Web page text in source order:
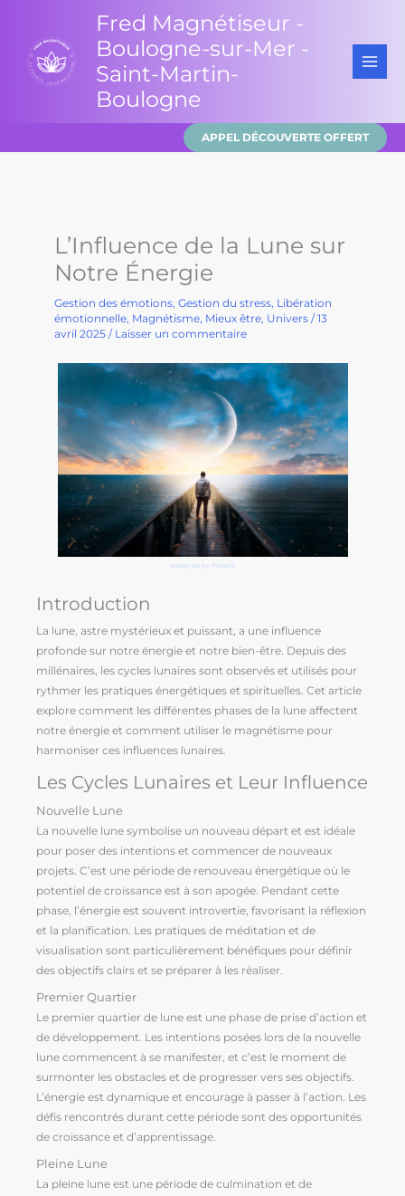
contenu
Fred Magnétiseur -
Boulogne-sur-Mer -
Saint-Martin-
Boulogne
APPEL DÉCOUVERTE OFFERT
L’Influence de la Lune sur
Notre Énergie
Gestion des émotions, Gestion du stress, Libération
émotionnelle, Magnétisme, Mieux être, Univers /13
avril 2025 / Laisser un commentaire
designed by Freepik
Introduction
La lune, astre mystérieux et puissant, a une influence
profonde sur notre énergie et notre bien-être. Depuis des
millénaires, les cycles lunaires sont observés et utilisés pour
rythmer les pratiques énergétiques et spirituelles. Cet article
explore comment les différentes phases de la lune affectent
notre énergie et comment utiliser le magnétisme pour
harmoniser ces influences lunaires.
Les Cycles Lunaires et Leur Influence
Nouvelle Lune
La nouvelle lune symbolise un nouveau départ et est idéale
pour poser des intentions et commencer de nouveaux
projets. C’est une période de renouveau énergétique où le
potentiel de croissance est à son apogée. Pendant cette
phase, l’énergie est souvent introvertie, favorisant la réflexion
et la planification. Les pratiques de méditation et de
visualisation sont particulièrement bénéfiques pour définir
des objectifs clairs et se préparer à les réaliser.
Premier Quartier
Le premier quartier de lune est une phase de prise d’action et
de développement. Les intentions posées lors de la nouvelle
lune commencent à se manifester, et c’est le moment de
surmonter les obstacles et de progresser vers ses objectifs.
L’énergie est dynamique et encourage à passer à l’action. Les
défis rencontrés durant cette période sont des opportunités
de croissance et d’apprentissage.
Pleine Lune
La pleine lune est une période de culmination et de